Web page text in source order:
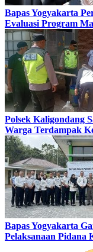
Bapas Yogyakarta
Evaluasi Program
Polsek Kaligondang
Warga Terdampak
Bapas Yogyakarta
Pelaksanaan Pidana